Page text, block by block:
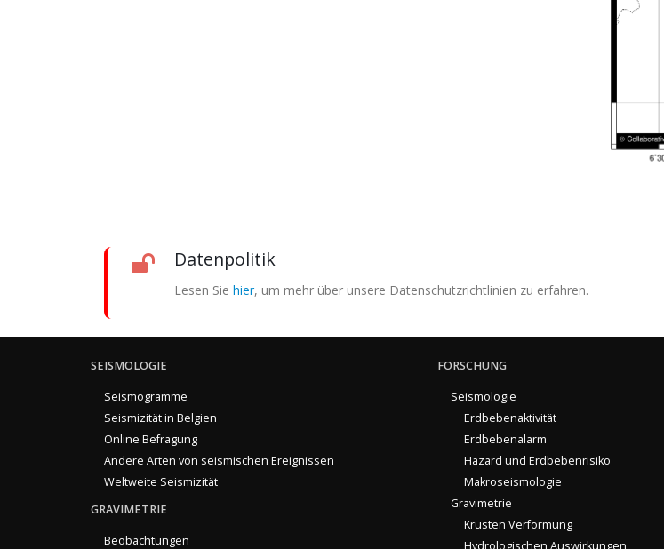
Datenpolitik
Lesen Sie hier, um mehr über unsere Datenschutzrichtlinien zu erfahren.
SEISMOLOGIE
Seismogramme
Seismizität in Belgien
Online Befragung
Andere Arten von seismischen Ereignissen
Weltweite Seismizität
GRAVIMETRIE
Beobachtungen
FORSCHUNG
Seismologie
Erdbebenaktivität
Erdbebenalarm
Hazard und Erdbebenrisiko
Makroseismologie
Gravimetrie
Krusten Verformung